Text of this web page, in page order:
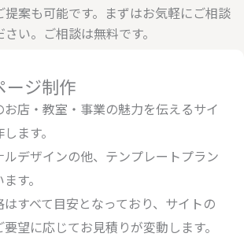
提案も可能です。まずはお気軽にご相談
さい。ご相談は無料です。
ージ制作​
お店・教室・事業の魅力を伝えるサイ
ます。
ルデザインの他、テンプレートプラン
す。
はすべて目安となっており、サイトの
望に応じてお見積りが変動します。